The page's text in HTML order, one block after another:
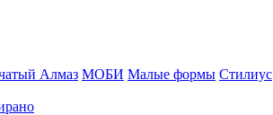
Алмаз МОБИ Малые формы Стилиус